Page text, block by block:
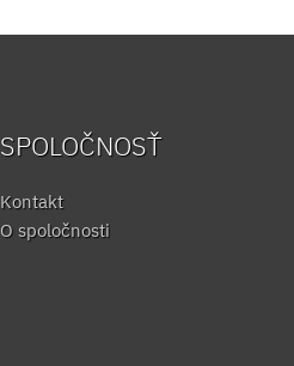
SPOLOČNOSŤ
Kontakt
O spoločnosti